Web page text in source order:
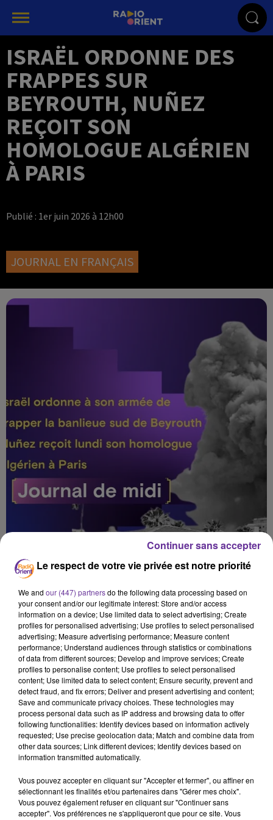
ISRAËL ORDONNE DES
FRAPPES SUR
BEYROUTH, NUÑEZ
REÇOIT SON
HOMOLOGUE ALGÉRIEN
À PARIS
Publié : 1er juin 2026 à 12h00
JOURNAL EN FRANÇAIS
Liban France Algérie
Football
Journal
1er juin 2026 - 10 min 5 sec
ISRAËL ORDONNE DES FRAPPES SUR
BEYROUTH, NUÑEZ REÇOIT SON HOMOLOGUE
ALGÉRIEN À PARIS
Nawal El-Hammouchi
Journal de midi
LES TITRES
Israël a ordonné à son armée de frapper la banlieue sud
Le respect de votre vie privée est notre priorité
We and our (447) partnersdo the following data processing based on
your consent and/or our legitimate interest: Store and/or access
information on a device; Use limited data to select advertising; Create
profiles for personalised advertising; Use profiles to select personalised
advertising; Measure advertising performance; Measure content
performance; Understand audiences through statistics or combinations
of data from different sources; Develop and improve services; Create
profiles to personalise content; Use profiles to select personalised
content; Use limited data to select content; Ensure security, prevent and
detect fraud, and fix errors; Deliver and present advertising and content;
Save and communicate privacy choices. These technologies may
process personal data such as IP address and browsing data to offer
following functionalities: Identify devices based on information actively
requested; Use precise geolocation data; Match and combine data from
other data sources; Link different devices; Identify devices based on
information transmitted automatically.
Vous pouvez accepter en cliquant sur "Accepter et fermer", ou affiner en
sélectionnant les finalités et/ou partenaires dans "Gérer mes choix".
Vous pouvez également refuser en cliquant sur "Continuer sans
accepter". Vos préférences ne s'appliqueront que pour ce site. Vous
Continuer sans accepter